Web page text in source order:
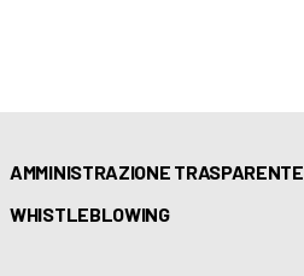
AMMINISTRAZIONE TRASPARENTE
WHISTLEBLOWING